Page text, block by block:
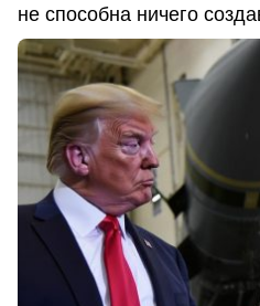
не способна ничего